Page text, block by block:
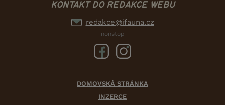
KONTAKT DO REDAKCE WEBU
redakce@ifauna.cz
nonstop
DOMOVSKÁ STRÁNKA
INZERCE